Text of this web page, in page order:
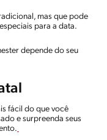
mas que pode
para a data.
depende do seu
fácil do que você
e surpreenda seus